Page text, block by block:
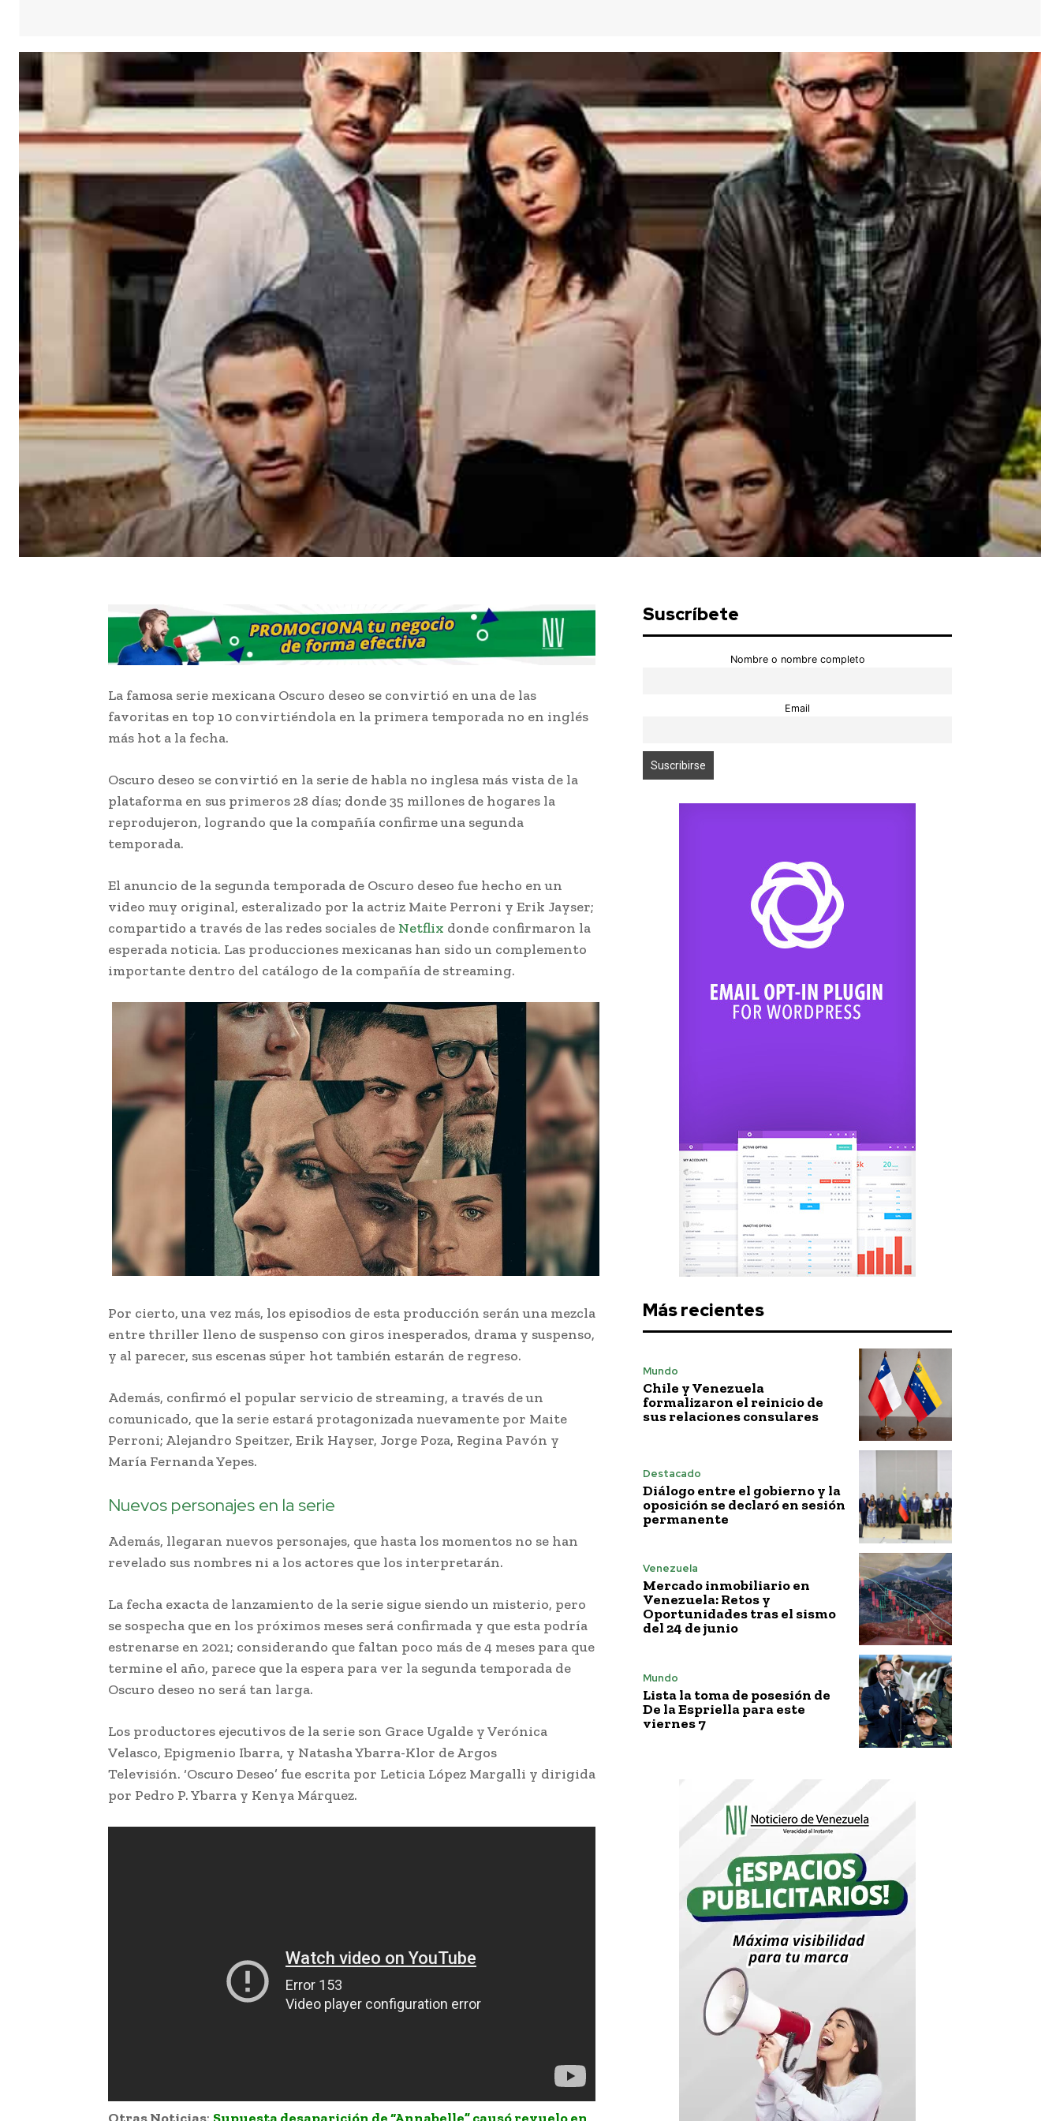
La famosa serie mexicana Oscuro deseo se convirtió en una de las
favoritas en top 10 convirtiéndola en la primera temporada no en inglés
más hot a la fecha.
Oscuro deseo se convirtió en la serie de habla no inglesa más vista de la
plataforma en sus primeros 28 días; donde 35 millones de hogares la
reprodujeron, logrando que la compañía confirme una segunda
temporada.
El anuncio de la segunda temporada de Oscuro deseo fue hecho en un
video muy original, esteralizado por la actriz Maite Perroni y Erik Jayser;
compartido a través de las redes sociales deNetflix donde confirmaron la
esperada noticia. Las producciones mexicanas han sido un complemento
importante dentro del catálogo de la compañía de streaming.
Por cierto, una vez más, los episodios de esta producción serán una mezcla
entre thriller lleno de suspenso con giros inesperados, drama y suspenso,
y al parecer, sus escenas súper hot también estarán de regreso.
Además, confirmó el popular servicio de streaming, a través de un
comunicado, que la serie estará protagonizada nuevamente por Maite
Perroni; Alejandro Speitzer, Erik Hayser, Jorge Poza, Regina Pavón y
María Fernanda Yepes.
Nuevos personajes en la serie
Además, llegaran nuevos personajes, que hasta los momentos no se han
revelado sus nombres ni a los actores que los interpretarán.
La fecha exacta de lanzamiento de la serie sigue siendo un misterio, pero
se sospecha que en los próximos meses será confirmada y que esta podría
estrenarse en 2021; considerando que faltan poco más de 4 meses para que
termine el año, parece que la espera para ver la segunda temporada de
Oscuro deseo no será tan larga.
Los productores ejecutivos de la serie son Grace Ugalde y Verónica
Velasco, Epigmenio Ibarra, y Natasha Ybarra-Klor de Argos
Televisión. ‘Oscuro Deseo’ fue escrita por Leticia López Margalli y dirigida
por Pedro P. Ybarra y Kenya Márquez.
Suscríbete
Nombre o nombre completo
Email
Más recientes
Mundo
Chile y Venezuela
formalizaron el reinicio de
sus relaciones consulares
Destacado
Diálogo entre el gobierno y la
oposición se declaró en sesión
permanente
Venezuela
Mercado inmobiliario en
Venezuela: Retos y
Oportunidades tras el sismo
del 24 de junio
Mundo
Lista la toma de posesión de
De la Espriella para este
viernes 7